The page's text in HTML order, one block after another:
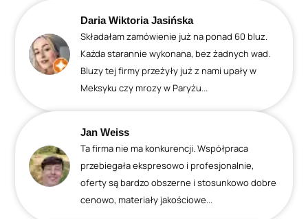
Daria Wiktoria Jasińska
Składałam zamówienie już na ponad 60 bluz.
Każda starannie wykonana, bez żadnych wad.
Bluzy tej firmy przeżyły już z nami upały w
Meksyku czy mrozy w Paryżu...
Jan Weiss
Ta firma nie ma konkurencji. Współpraca
przebiegała ekspresowo i profesjonalnie,
oferty są bardzo obszerne i stosunkowo dobre
cenowo, materiały jakościowe...